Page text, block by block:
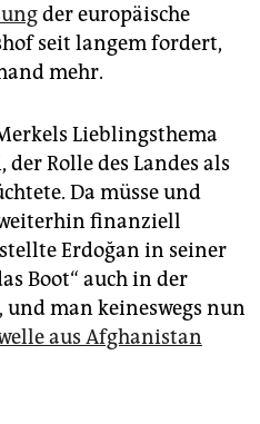
der europäische
seit langem fordert,
mehr.
Lieblingsthema
Rolle des Landes als
Da müsse und
finanziell
Erdoğan in seiner
Boot“ auch in der
man keineswegs nun
aus Afghanistan